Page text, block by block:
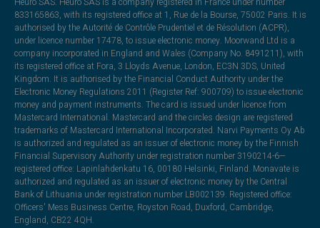
833165863, with its registered office at 1, Rue de la Bourse, 75002 Paris. It is
authorised by the Autorité de Contrôle Prudentiel et de Résolution (ACPR),
under licence number 17478, to issue electronic money. Moorwand Ltd is a
company incorporated in England and Wales (Company No. 8491211), with
its registered office at Fora, 3 Lloyds Avenue, London, EC3N 3DS, United
Kingdom. It is authorised by the Financial Conduct Authority under the
Electronic Money Regulations 2011 (Register Ref: 900709) to issue electronic
money and payment instruments. The card is issued under licence from
Mastercard International. Mastercard and the circles design are registered
trademarks of Mastercard International Incorporated. Narvi Payments Oy Ab
is authorized and regulated as an issuer of electronic money by the Finnish
Financial Supervisory Authority under registration number 3190214-6—
registered office: Lapinlahdenkatu 16, 00180 Helsinki, Finland. Monavate is
authorized and regulated as an issuer of electronic money by the Central
Bank of Lithuania under registration number LB002139. Registered office:
Officers' Mess Business Centre, Royston Road, Duxford, Cambridge,
England, CB22 4QH.